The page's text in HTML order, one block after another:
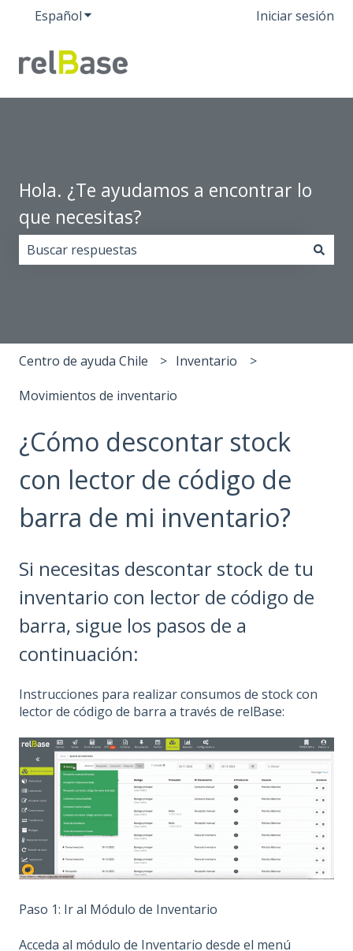
EspañolTraducciones de Mostrar submenú de
Iniciar sesión
Hola. ¿Te ayudamos a encontrar lo
que necesitas?
Centro de ayuda Chile Inventario
Movimientos de inventario
¿Cómo descontar stock
con lector de código de
barra de mi inventario?
Si necesitas descontar stock de tu
inventario con lector de código de
barra, sigue los pasos de a
continuación:
Instrucciones para realizar consumos de stock con
lector de código de barra a través de relBase:
Paso 1: Ir al Módulo de Inventario
Acceda al módulo de Inventario desde el menú